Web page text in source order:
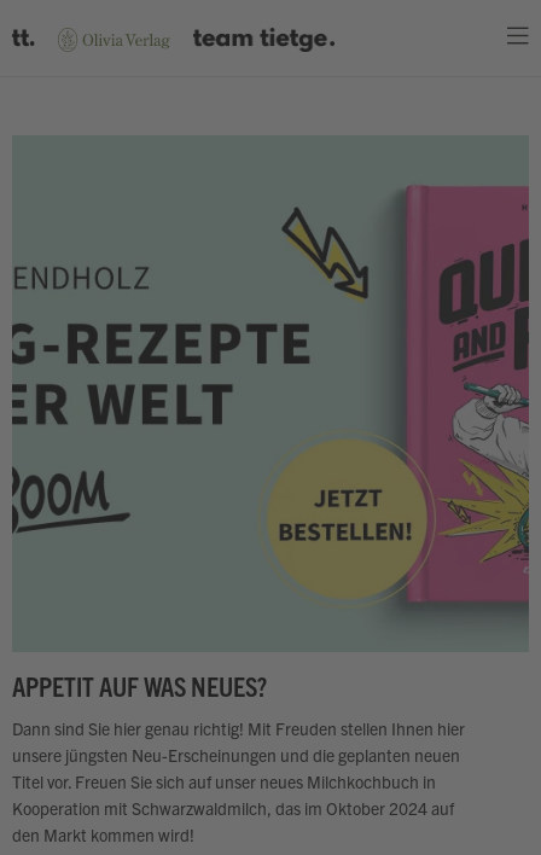
APPETIT AUF WAS NEUES?
Dann sind Sie hier genau richtig! Mit Freuden stellen Ihnen hier
unsere jüngsten Neu-Erscheinungen und die geplanten neuen
Titel vor. Freuen Sie sich auf unser neues Milchkochbuch in
Kooperation mit Schwarzwaldmilch, das im Oktober 2024 auf
den Markt kommen wird!